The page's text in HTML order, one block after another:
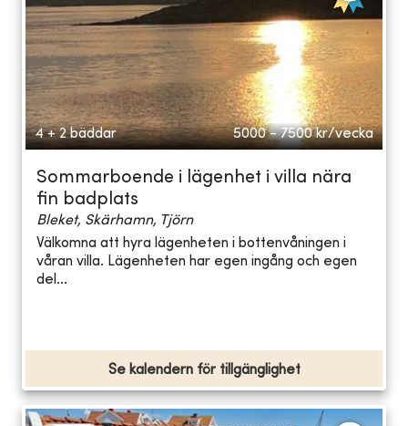
4 + 2 bäddar 5000 - 7500 kr/vecka
Sommarboende i lägenhet i villa nära
fin badplats
Bleket, Skärhamn, Tjörn
Välkomna att hyra lägenheten i bottenvåningen i
våran villa. Lägenheten har egen ingång och egen
del...
Se kalendern för tillgänglighet